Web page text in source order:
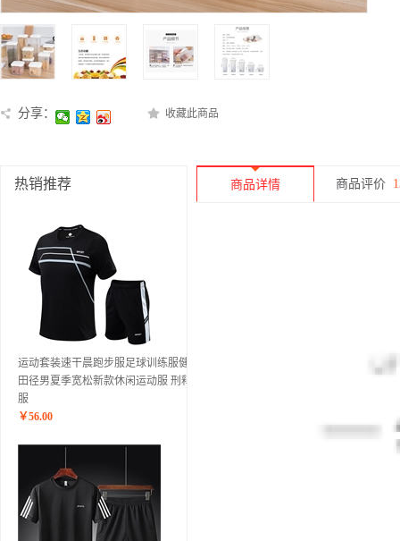
分享： 收藏此商品
热销推荐
运动套装速干晨跑步服足球训练服健身
田径男夏季宽松新款休闲运动服 刑释夏
服
￥56.00
商品详情 商品评价